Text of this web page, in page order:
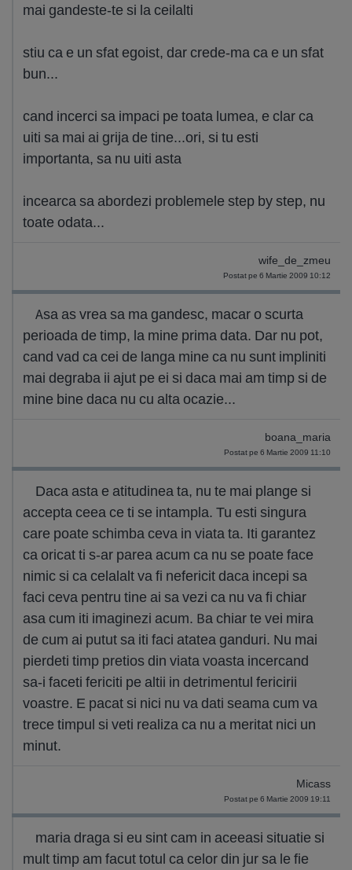
mai gandeste-te si la ceilalti
stiu ca e un sfat egoist, dar crede-ma ca e un sfat
bun...
cand incerci sa impaci pe toata lumea, e clar ca
uiti sa mai ai grija de tine...ori, si tu esti
importanta, sa nu uiti asta
incearca sa abordezi problemele step by step, nu
toate odata...
wife_de_zmeu
Postat pe 6 Martie 2009 10:12
Asa as vrea sa ma gandesc, macar o scurta
perioada de timp, la mine prima data. Dar nu pot,
cand vad ca cei de langa mine ca nu sunt impliniti
mai degraba ii ajut pe ei si daca mai am timp si de
mine bine daca nu cu alta ocazie...
boana_maria
Postat pe 6 Martie 2009 11:10
Daca asta e atitudinea ta, nu te mai plange si
accepta ceea ce ti se intampla. Tu esti singura
care poate schimba ceva in viata ta. Iti garantez
ca oricat ti s-ar parea acum ca nu se poate face
nimic si ca celalalt va fi nefericit daca incepi sa
faci ceva pentru tine ai sa vezi ca nu va fi chiar
asa cum iti imaginezi acum. Ba chiar te vei mira
de cum ai putut sa iti faci atatea ganduri. Nu mai
pierdeti timp pretios din viata voasta incercand
sa-i faceti fericiti pe altii in detrimentul fericirii
voastre. E pacat si nici nu va dati seama cum va
trece timpul si veti realiza ca nu a meritat nici un
minut.
Micass
Postat pe 6 Martie 2009 19:11
maria draga si eu sint cam in aceeasi situatie si
mult timp am facut totul ca celor din jur sa le fie